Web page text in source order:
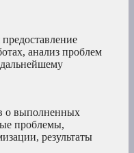
анализ проблем
о выполненных
проблемы,
результаты